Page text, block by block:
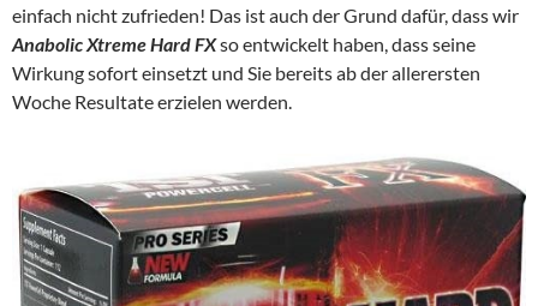
einfach nicht zufrieden! Das ist auch der Grund dafür, dass wir
Anabolic Xtreme Hard FXso entwickelt haben, dass seine
Wirkung sofort einsetzt und Sie bereits ab der allerersten
Woche Resultate erzielen werden.